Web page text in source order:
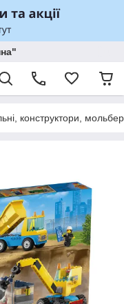
конструктори,